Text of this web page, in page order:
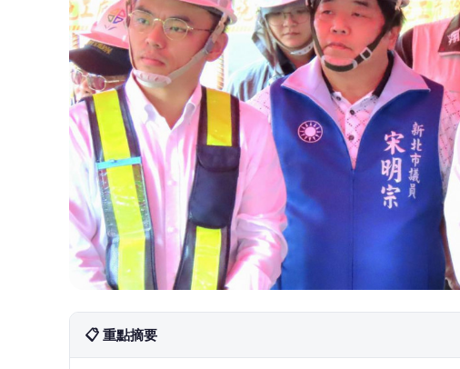
📋 重點摘要